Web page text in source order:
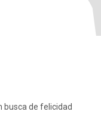
busca de felicidad